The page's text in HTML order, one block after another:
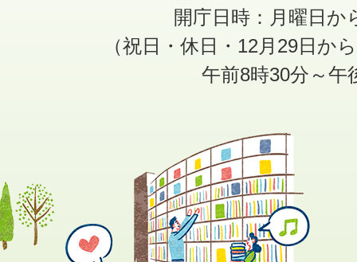
開庁日時：月曜日か
（祝日・休日・12月29日か
午前8時30分～午